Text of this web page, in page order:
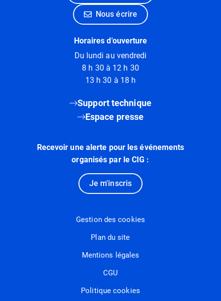
Nous écrire
Horaires d'ouverture
Du lundi au vendredi
8 h 30 à 12 h 30
13 h 30 à 18 h
Support technique
Espace presse
Recevoir une alerte pour les événements
organisés par le CIG :
Je m'inscris
Gestion des cookies
Plan du site
Mentions légales
CGU
Politique cookies